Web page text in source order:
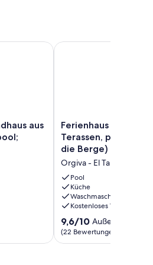
Sicherer Pool
aus
aus Stein;
Ferienhaus
(WIFI,
Pool,
3
Terassen,
phantastischer
Blick
in
die
Berge)
Orgiva
-
Ferienhaus (WIFI,
Terassen,
die Berge)
Orgiva - El Tablones
Pool
Küche
Waschmaschine
Kostenloses WLAN
9.6
von
10,
9,6/10
(22 Bewertungen)
Ferienhaus (WIFI,